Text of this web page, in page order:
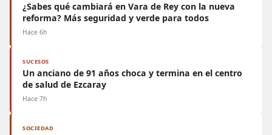
¿Sabes qué cambiará en Vara de Rey con la nueva
reforma? Más seguridad y verde para todos
Hace 6h
SUCESOS
Un anciano de 91 años choca y termina en el centro
de salud de Ezcaray
Hace 7h
SOCIEDAD